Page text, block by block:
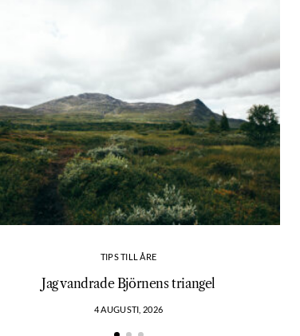
TIPS TILL ÅRE
Jag vandrade Björnens triangel
4 AUGUSTI, 2026